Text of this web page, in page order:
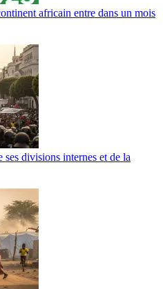
africain entre dans un mois
divisions internes et de la